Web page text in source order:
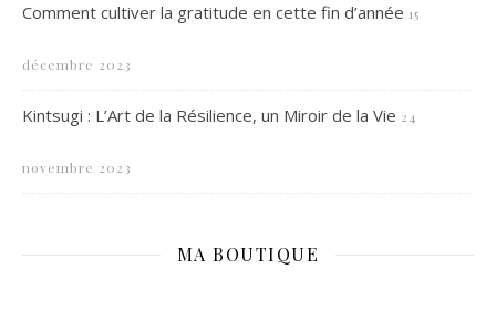
Comment cultiver la gratitude en cette fin d’année 15
décembre 2023
Kintsugi : L’Art de la Résilience, un Miroir de la Vie 24
novembre 2023
MA BOUTIQUE